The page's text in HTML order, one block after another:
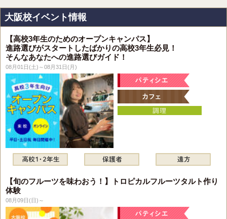
大阪校イベント情報
【高校3年生のためのオープンキャンパス】
進路選びがスタートしたばかりの高校3年生必見！
そんなあなたへの進路選びガイド！
08月01日(土)～08月31日(月)
【旬のフルーツを味わおう！】トロピカルフルーツタルト作り
体験
08月09日(日)～